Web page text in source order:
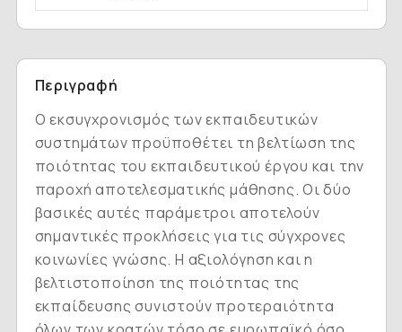
Περιγραφή
Ο εκσυγχρονισμός των εκπαιδευτικών
συστημάτων προϋποθέτει τη βελτίωση της
ποιότητας του εκπαιδευτικού έργου και την
παροχή αποτελεσματικής μάθησης. Οι δύο
βασικές αυτές παράμετροι αποτελούν
σημαντικές προκλήσεις για τις σύγχρονες
κοινωνίες γνώσης. Η αξιολόγηση και η
βελτιστοποίηση της ποιότητας της
εκπαίδευσης συνιστούν προτεραιότητα